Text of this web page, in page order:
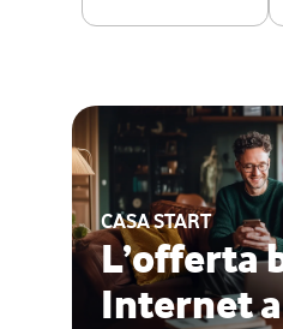
CASA START
L’offerta
Internet
ESCLUSIVA